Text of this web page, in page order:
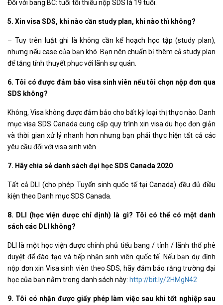
Đối với bang BC: tuổi tối thiểu nộp SDS là 19 tuổi.
5. Xin visa SDS, khi nào cần study plan, khi nào thì không?
– Tuy trên luật ghi là không cần kế hoạch học tập (study plan),
nhưng nếu case của bạn khó. Bạn nên chuẩn bị thêm cả study plan
để tăng tính thuyết phục với lãnh sự quán.
6. Tôi có được đảm bảo visa sinh viên nếu tôi chọn nộp đơn qua
SDS không?
Không, Visa không được đảm bảo cho bất kỳ loại thị thực nào. Danh
mục visa SDS Canada cung cấp quy trình xin visa du học đơn giản
và thời gian xử lý nhanh hơn nhưng bạn phải thực hiện tất cả các
yêu cầu đối với visa sinh viên.
7. Hãy chia sẻ danh sách đại học SDS Canada 2020
Tất cả DLI (cho phép Tuyển sinh quốc tế tại Canada) đều đủ điều
kiện theo Danh mục SDS Canada.
8. DLI (học viện được chỉ định) là gì? Tôi có thể có một danh
sách các DLI không?
DLI là một học viện được chính phủ tiểu bang / tỉnh / lãnh thổ phê
duyệt để đào tạo và tiếp nhận sinh viên quốc tế. Nếu bạn dự định
nộp đơn xin Visa sinh viên theo SDS, hãy đảm bảo rằng trường đại
học của bạn nằm trong danh sách này: http://bit.ly/2HMgN42
9. Tôi có nhận được giấy phép làm việc sau khi tốt nghiệp sau